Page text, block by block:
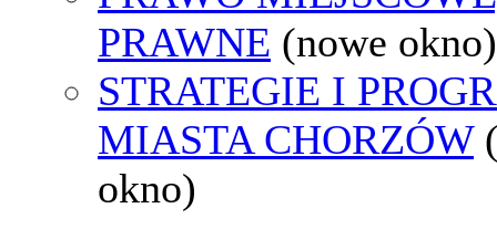
PRAWNE (nowe okno)
STRATEGIE I
MIASTA CHORZÓW
okno)